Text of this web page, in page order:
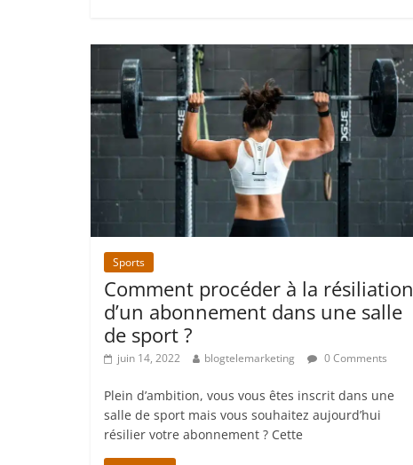
Sports
Comment procéder à la résiliation
d’un abonnement dans une salle
de sport ?
juin 14, 2022 blogtelemarketing 0 Comments
Plein d’ambition, vous vous êtes inscrit dans une
salle de sport mais vous souhaitez aujourd’hui
résilier votre abonnement ? Cette